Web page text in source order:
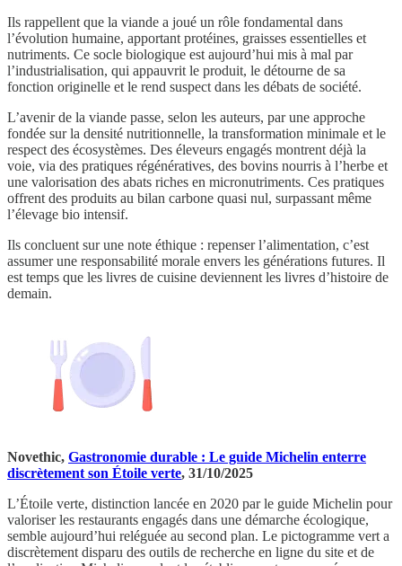
Ils rappellent que la viande a joué un rôle fondamental dans
l’évolution humaine, apportant protéines, graisses essentielles et
nutriments. Ce socle biologique est aujourd’hui mis à mal par
l’industrialisation, qui appauvrit le produit, le détourne de sa
fonction originelle et le rend suspect dans les débats de société.
L’avenir de la viande passe, selon les auteurs, par une approche
fondée sur la densité nutritionnelle, la transformation minimale et le
respect des écosystèmes. Des éleveurs engagés montrent déjà la
voie, via des pratiques régénératives, des bovins nourris à l’herbe et
une valorisation des abats riches en micronutriments. Ces pratiques
offrent des produits au bilan carbone quasi nul, surpassant même
l’élevage bio intensif.
Ils concluent sur une note éthique : repenser l’alimentation, c’est
assumer une responsabilité morale envers les générations futures. Il
est temps que les livres de cuisine deviennent les livres d’histoire de
demain.
Novethic, Gastronomie durable : Le guide Michelin enterre
discrètement son Étoile verte, 31/10/2025
L’Étoile verte, distinction lancée en 2020 par le guide Michelin pour
valoriser les restaurants engagés dans une démarche écologique,
semble aujourd’hui reléguée au second plan. Le pictogramme vert a
discrètement disparu des outils de recherche en ligne du site et de